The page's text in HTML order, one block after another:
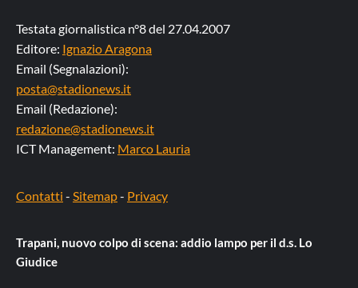
Testata giornalistica n°8 del 27.04.2007
Editore: Ignazio Aragona
Email (Segnalazioni):
posta@stadionews.it
Email (Redazione):
redazione@stadionews.it
ICT Management: Marco Lauria
Contatti - Sitemap- Privacy
Trapani, nuovo colpo di scena: addio lampo per il d.s. Lo
Giudice